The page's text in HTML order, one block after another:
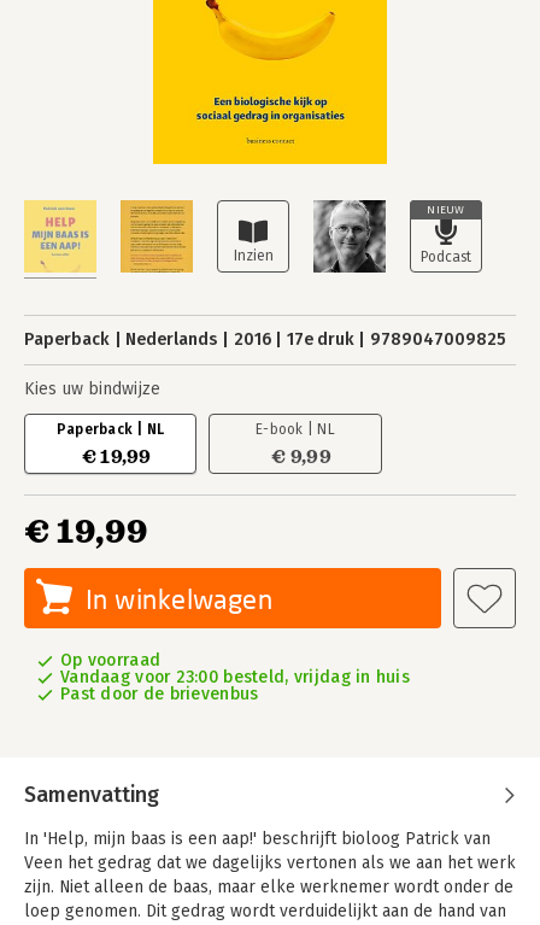
NIEUW
Paperback Nederlands 2016 17e druk 9789047009825
Kies uw bindwijze
Paperback | NL
€ 19,99
E-book | NL
€ 9,99
€ 19,99
In winkelwagen
Op voorraad
Vandaag voor 23:00 besteld, vrijdag in huis
Past door de brievenbus
Samenvatting
In 'Help, mijn baas is een aap!' beschrijft bioloog Patrick van
Veen het gedrag dat we dagelijks vertonen als we aan het werk
zijn. Niet alleen de baas, maar elke werknemer wordt onder de
loep genomen. Dit gedrag wordt verduidelijkt aan de hand van